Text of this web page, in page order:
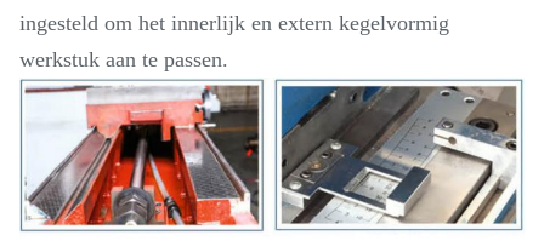
ingesteld om het innerlijk en extern kegelvormig
werkstuk aan te passen.